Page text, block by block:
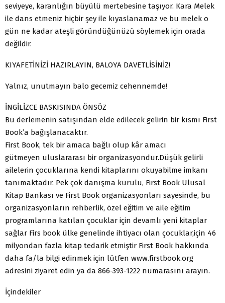
seviyeye, karanlığın büyülü mertebesine taşıyor. Kara Melek
ile dans etmeniz hiçbir şey ile kıyaslanamaz ve bu melek o
gün ne kadar ateşli göründüğünüzü söylemek için orada
değildir.
KIYAFETİNİZİ HAZIRLAYIN, BALOYA DAVETLİSİNİZ!
Yalnız, unutmayın balo gecemiz cehennemde!
İNGİLİZCE BASKISINDA ÖNSÖZ
Bu derlemenin satışından elde edilecek gelirin bir kısmı First
Book’a bağışlanacaktır.
First Book, tek bir amaca bağlı olup kâr amacı
gütmeyen uluslararası bir organizasyondur.Düşük gelirli
ailelerin çocuklarına kendi kitaplarını okuyabilme imkanı
tanımaktadır. Pek çok danışma kurulu, First Book Ulusal
Kitap Bankası ve First Book organizasyonları sayesinde, bu
organizasyonların rehberlik, özel eğitim ve aile eğitim
programlarına katılan çocuklar için devamlı yeni kitaplar
sağlar Firs book ülke genelinde ihtiyacı olan çocuklar,için 46
milyondan fazla kitap tedarik etmiştir First Book hakkında
daha fa/la bilgi edinmek için lütfen www.firstbook.org
adresini ziyaret edin ya da 866-393-1222 numarasını arayın.
İçindekiler